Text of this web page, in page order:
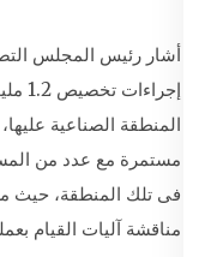
أشار رئيس المجلس
المنطقة الصناعية
مستمرة مع عدد من
فى تلك المنطقة، حيث
مناقشة آليات القيام